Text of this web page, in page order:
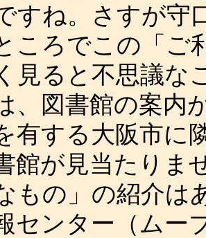
すね。さすが守
ころでこの「ご
見ると不思議な
、図書館の案内
有する大阪市に
館が見当たりま
もの」の紹介は
センター（ムー